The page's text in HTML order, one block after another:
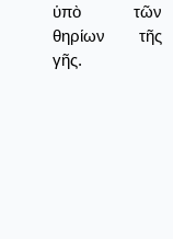
ὑπὸ τῶν
θηρίων τῆς
γῆς.